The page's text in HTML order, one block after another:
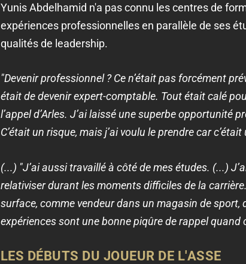
Yunis Abdelhamid n'a pas connu les centres de
expériences professionnelles en parallèle de ses
qualités de leadership.
"Devenir professionnel ? Ce n’était pas forcément
était de devenir expert-comptable. Tout était calé
l’appel d’Arles. J’ai laissé une superbe opportunité
C’était un risque, mais j’ai voulu le prendre car c’était
(...) "J’ai aussi travaillé à côté de mes études. (...)
relativiser durant les moments difficiles de la
surface, comme vendeur dans un magasin de
expériences sont une bonne piqûre de rappel quand
LES DÉBUTS DU JOUEUR DE L'ASSE